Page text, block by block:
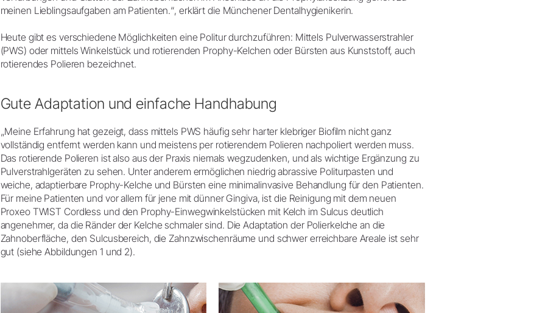
meinen Lieblingsaufgaben am Patienten.“, erklärt die Münchener Dentalhygienikerin.
Heute gibt es verschiedene Möglichkeiten eine Politur durchzuführen: Mittels Pulverwasserstrahler
(PWS) oder mittels Winkelstück und rotierenden Prophy-Kelchen oder Bürsten aus Kunststoff, auch
rotierendes Polieren bezeichnet.
Gute Adaptation und einfache Handhabung
„Meine Erfahrung hat gezeigt, dass mittels PWS häufig sehr harter klebriger Biofilm nicht ganz
vollständig entfernt werden kann und meistens per rotierendem Polieren nachpoliert werden muss.
Das rotierende Polieren ist also aus der Praxis niemals wegzudenken, und als wichtige Ergänzung zu
Pulverstrahlgeräten zu sehen. Unter anderem ermöglichen niedrig abrassive Politurpasten und
weiche, adaptierbare Prophy-Kelche und Bürsten eine minimalinvasive Behandlung für den Patienten.
Für meine Patienten und vor allem für jene mit dünner Gingiva, ist die Reinigung mit dem neuen
Proxeo TWIST Cordless und den Prophy-Einwegwinkelstücken mit Kelch im Sulcus deutlich
angenehmer, da die Ränder der Kelche schmaler sind. Die Adaptation der Polierkelche an die
Zahnoberfläche, den Sulcusbereich, die Zahnzwischenräume und schwer erreichbare Areale ist sehr
gut (siehe Abbildungen 1 und 2).